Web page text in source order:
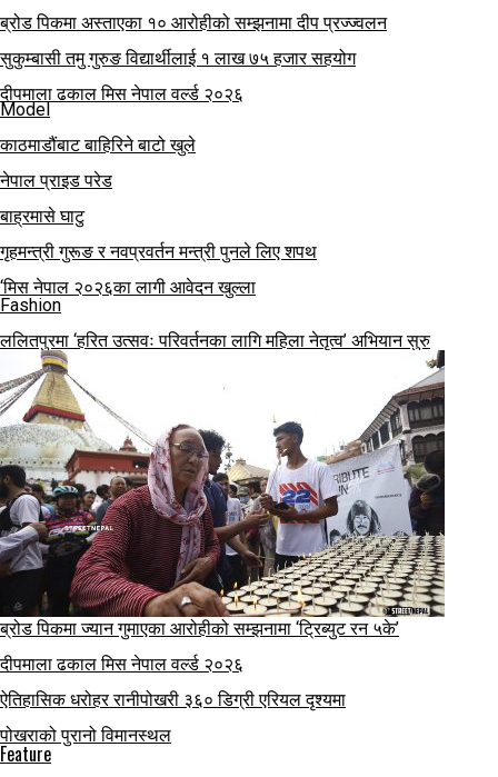
ब्रोड पिकमा अस्ताएका १० आरोहीको सम्झनामा दीप प्रज्ज्वलन
सुकुम्बासी तमु गुरुङ विद्यार्थीलाई १ लाख ७५ हजार सहयोग
दीपमाला ढकाल मिस नेपाल वर्ल्ड २०२६
Model
काठमाडौंबाट बाहिरिने बाटो खुले
नेपाल प्राइड परेड
बाह्रमासे घाटु
गृहमन्त्री गुरूङ र नवप्रवर्तन मन्त्री पुनले लिए शपथ
‘मिस नेपाल २०२६का लागी आवेदन खुल्ला
Fashion
ललितपुरमा ‘हरित उत्सवः परिवर्तनका लागि महिला नेतृत्व’ अभियान सुरु
ब्रोड पिकमा ज्यान गुमाएका आरोहीको सम्झनामा ‘ट्रिब्युट रन ५के’
दीपमाला ढकाल मिस नेपाल वर्ल्ड २०२६
ऐतिहासिक धरोहर रानीपोखरी ३६० डिग्री एरियल दृश्यमा
पोखराको पुरानो विमानस्थल
Feature